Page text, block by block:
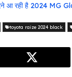
आ रही है 2024 MG
toyota raize 2024 black